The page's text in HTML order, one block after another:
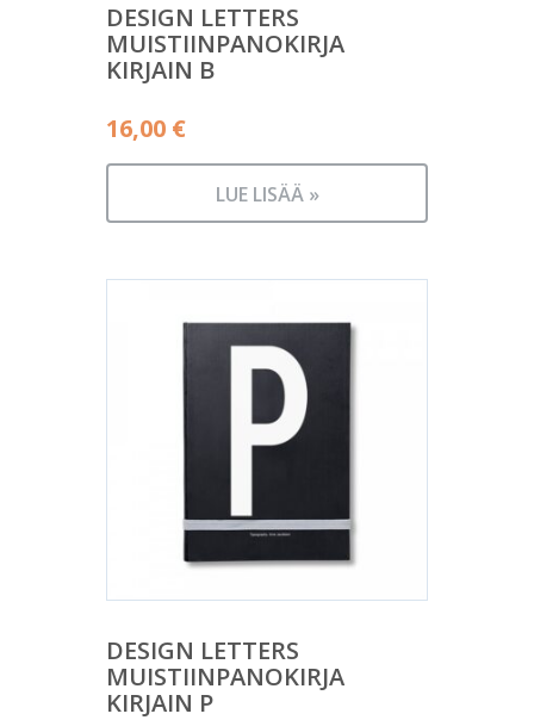
DESIGN LETTERS
MUISTIINPANOKIRJA
KIRJAIN B
16,00 €
LUE LISÄÄ »
DESIGN LETTERS
MUISTIINPANOKIRJA
KIRJAIN P